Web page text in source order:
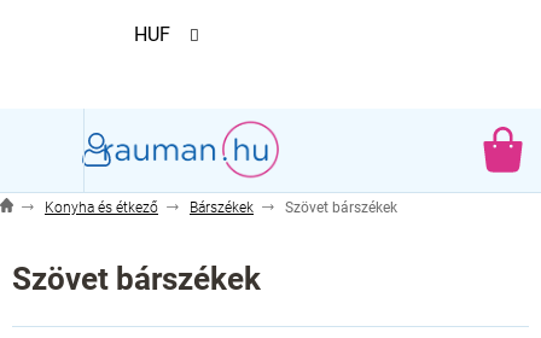
HUF
Konyha és étkező Bárszékek Szövet bárszékek
Szövet bárszékek